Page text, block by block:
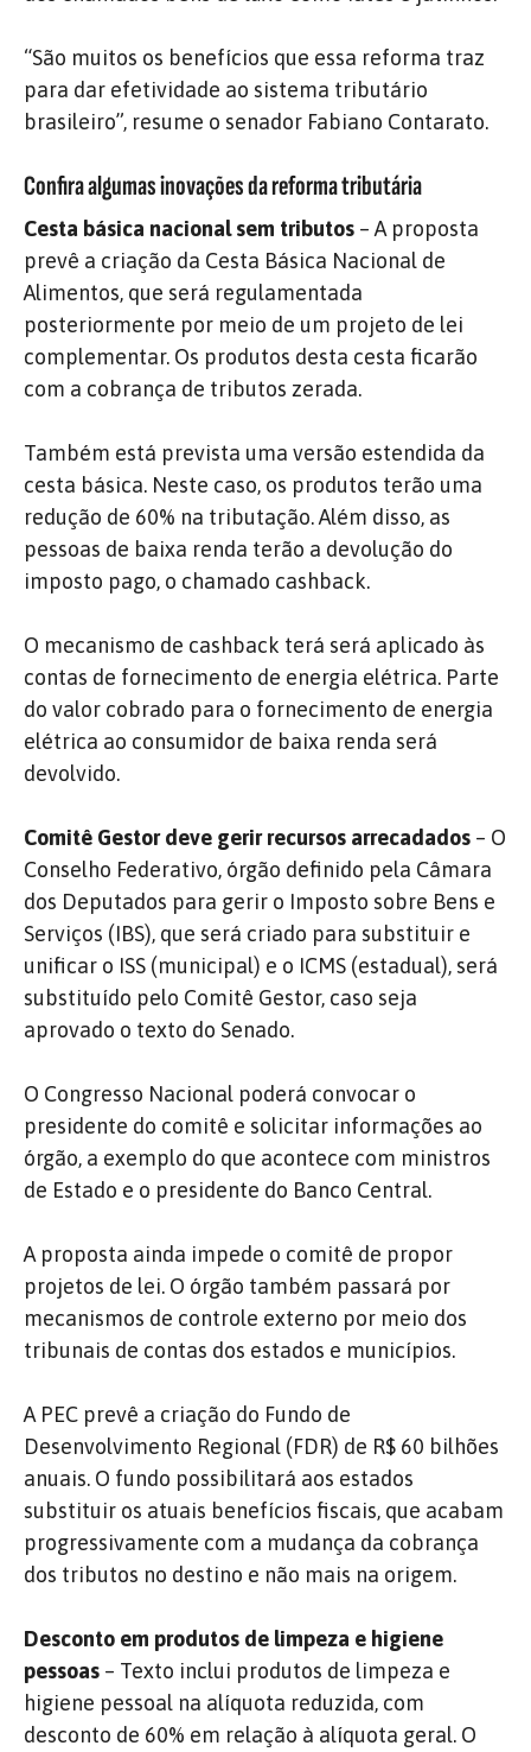
“São muitos os benefícios que essa reforma traz
para dar efetividade ao sistema tributário
brasileiro”, resume o senador Fabiano Contarato.
Confira algumas inovações da reforma tributária
Cesta básica nacional sem tributos – A proposta
prevê a criação da Cesta Básica Nacional de
Alimentos, que será regulamentada
posteriormente por meio de um projeto de lei
complementar. Os produtos desta cesta ficarão
com a cobrança de tributos zerada.
Também está prevista uma versão estendida da
cesta básica. Neste caso, os produtos terão uma
redução de 60% na tributação. Além disso, as
pessoas de baixa renda terão a devolução do
imposto pago, o chamado cashback.
O mecanismo de cashback terá será aplicado às
contas de fornecimento de energia elétrica. Parte
do valor cobrado para o fornecimento de energia
elétrica ao consumidor de baixa renda será
devolvido.
Comitê Gestor deve gerir recursos arrecadados – O
Conselho Federativo, órgão definido pela Câmara
dos Deputados para gerir o Imposto sobre Bens e
Serviços (IBS), que será criado para substituir e
unificar o ISS (municipal) e o ICMS (estadual), será
substituído pelo Comitê Gestor, caso seja
aprovado o texto do Senado.
O Congresso Nacional poderá convocar o
presidente do comitê e solicitar informações ao
órgão, a exemplo do que acontece com ministros
de Estado e o presidente do Banco Central.
A proposta ainda impede o comitê de propor
projetos de lei. O órgão também passará por
mecanismos de controle externo por meio dos
tribunais de contas dos estados e municípios.
A PEC prevê a criação do Fundo de
Desenvolvimento Regional (FDR) de R$ 60 bilhões
anuais. O fundo possibilitará aos estados
substituir os atuais benefícios fiscais, que acabam
progressivamente com a mudança da cobrança
dos tributos no destino e não mais na origem.
Desconto em produtos de limpeza e higiene
pessoas – Texto inclui produtos de limpeza e
higiene pessoal na alíquota reduzida, com
desconto de 60% em relação à alíquota geral. O